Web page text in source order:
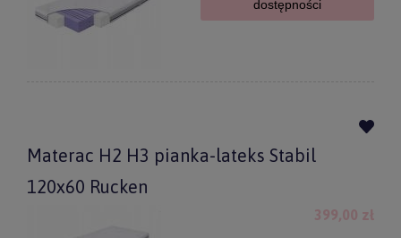
dostępności
Materac H2 H3 pianka-lateks Stabil
120x60 Rucken
399,00 zł